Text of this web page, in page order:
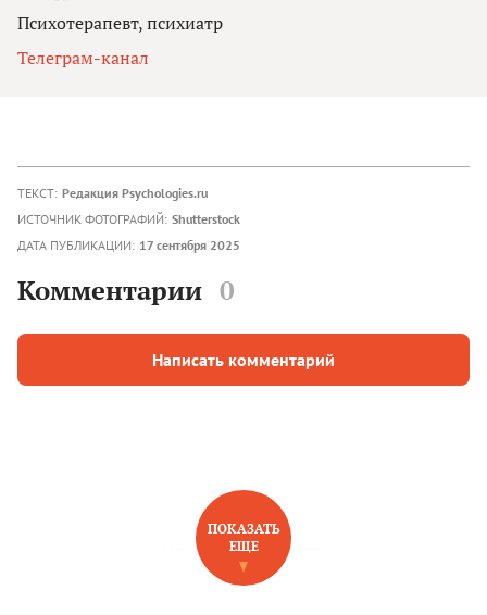
Психотерапевт, психиатр
Телеграм-канал
ТЕКСТ: Редакция Psychologies.ru
ИСТОЧНИК ФОТОГРАФИЙ: Shutterstock
ДАТА ПУБЛИКАЦИИ: 17 сентября 2025
Комментарии 0
Написать комментарий
НОВОЕ НА САЙТЕ
ПОКАЗАТЬ
ЕЩЕ